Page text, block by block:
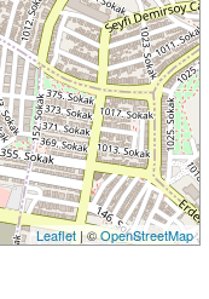
Leaflet| ©OpenStreetMap